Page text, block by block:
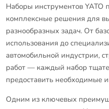
Наборы инструментов YATO
комплексные решения для
разнообразных задач. От
использования до
автомобильной индустрии,
работ — каждый набор
предоставить необходимые
Одним из ключевых